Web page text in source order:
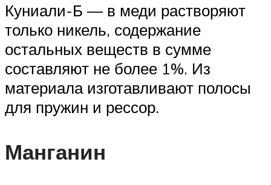
Куниали-Б — в меди растворяют
только никель, содержание
остальных веществ в сумме
составляют не более 1%. Из
материала изготавливают полосы
для пружин и рессор.
Манганин